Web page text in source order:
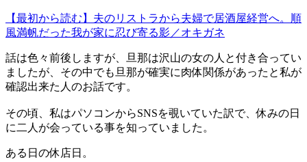
【最初から読む】夫のリストラから夫婦で居酒屋経営へ。順
風満帆だった我が家に忍び寄る影／オキガネ
話は色々前後しますが、旦那は沢山の女の人と付き合ってい
ましたが、その中でも旦那が確実に肉体関係があったと私が
確認出来た人のお話です。
その頃、私はパソコンからSNSを覗いていた訳で、休みの日
に二人が会っている事を知っていました。
ある日の休店日。